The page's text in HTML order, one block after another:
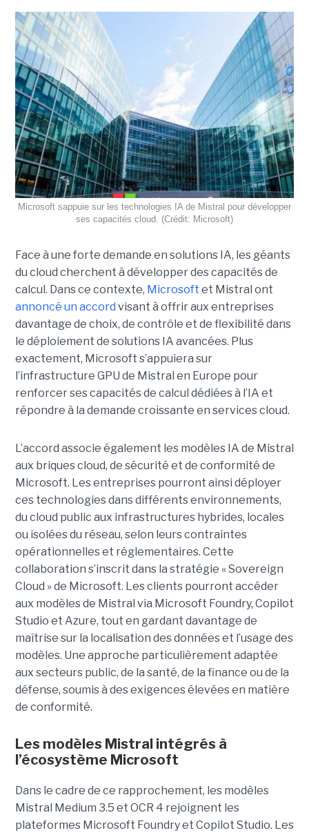
Microsoft sappuie sur les technologies IA de Mistral pour développer
ses capacités cloud. (Crédit: Microsoft)
Face à une forte demande en solutions IA, les géants
du cloud cherchent à développer des capacités de
calcul. Dans ce contexte, Microsoft et Mistral ont
annoncé un accord visant à offrir aux entreprises
davantage de choix, de contrôle et de flexibilité dans
le déploiement de solutions IA avancées. Plus
exactement, Microsoft s’appuiera sur
l’infrastructure GPU de Mistral en Europe pour
renforcer ses capacités de calcul dédiées à l’IA et
répondre à la demande croissante en services cloud.
L’accord associe également les modèles IA de Mistral
aux briques cloud, de sécurité et de conformité de
Microsoft. Les entreprises pourront ainsi déployer
ces technologies dans différents environnements,
du cloud public aux infrastructures hybrides, locales
ou isolées du réseau, selon leurs contraintes
opérationnelles et réglementaires. Cette
collaboration s’inscrit dans la stratégie « Sovereign
Cloud » de Microsoft. Les clients pourront accéder
aux modèles de Mistral via Microsoft Foundry, Copilot
Studio et Azure, tout en gardant davantage de
maîtrise sur la localisation des données et l’usage des
modèles. Une approche particulièrement adaptée
aux secteurs public, de la santé, de la finance ou de la
défense, soumis à des exigences élevées en matière
de conformité.
Les modèles Mistral intégrés à
l’écosystème Microsoft
Dans le cadre de ce rapprochement, les modèles
Mistral Medium 3.5 et OCR 4 rejoignent les
plateformes Microsoft Foundry et Copilot Studio. Les